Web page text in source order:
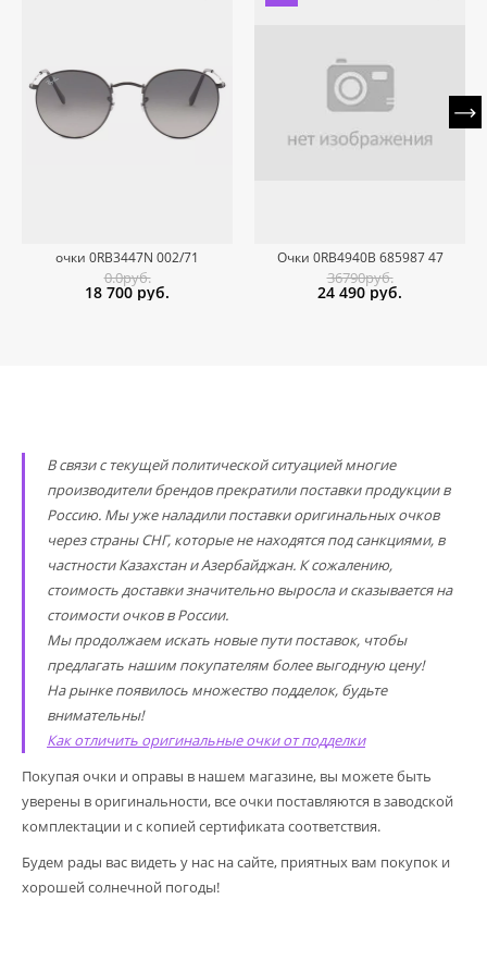
очки 0RB3447N 002/71
0.0руб.
18 700 руб.
Очки 0RB4940B 685987 47
36790руб.
24 490 руб.
В связи с текущей политической ситуацией многие
производители брендов прекратили поставки продукции в
Россию. Мы уже наладили поставки оригинальных очков
через страны СНГ, которые не находятся под санкциями, в
частности Казахстан и Азербайджан. К сожалению,
стоимость доставки значительно выросла и сказывается на
стоимости очков в России.
Мы продолжаем искать новые пути поставок, чтобы
предлагать нашим покупателям более выгодную цену!
На рынке появилось множество подделок, будьте
внимательны!
Как отличить оригинальные очки от подделки
Покупая очки и оправы в нашем магазине, вы можете быть
уверены в оригинальности, все очки поставляются в заводской
комплектации и с копией сертификата соответствия.
Будем рады вас видеть у нас на сайте, приятных вам покупок и
хорошей солнечной погоды!